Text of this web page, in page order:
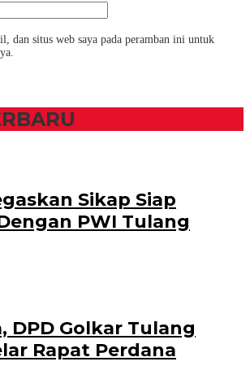
dan situs web saya pada peramban ini untuk
Sikap Siap
PWI Tulang
DPD Golkar Tulang
Rapat Perdana